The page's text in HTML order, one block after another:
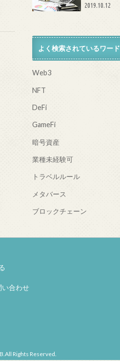
は？
2019.10.12
よく検索されているワード
Web3
NFT
DeFi
GameFi
暗号資産
業種未経験可
トラベルルール
メタバース
ブロックチェーン
い合わせ
Rights Reserved.